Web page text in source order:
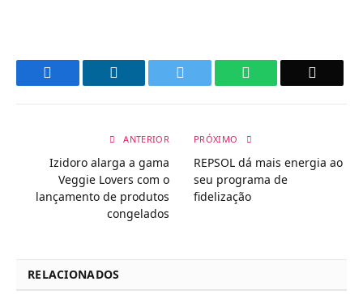
WhatsApp
ANTERIOR
Izidoro alarga a gama
Veggie Lovers com o
lançamento de produtos
congelados
PRÓXIMO
REPSOL dá mais energia ao
seu programa de
fidelização
RELACIONADOS